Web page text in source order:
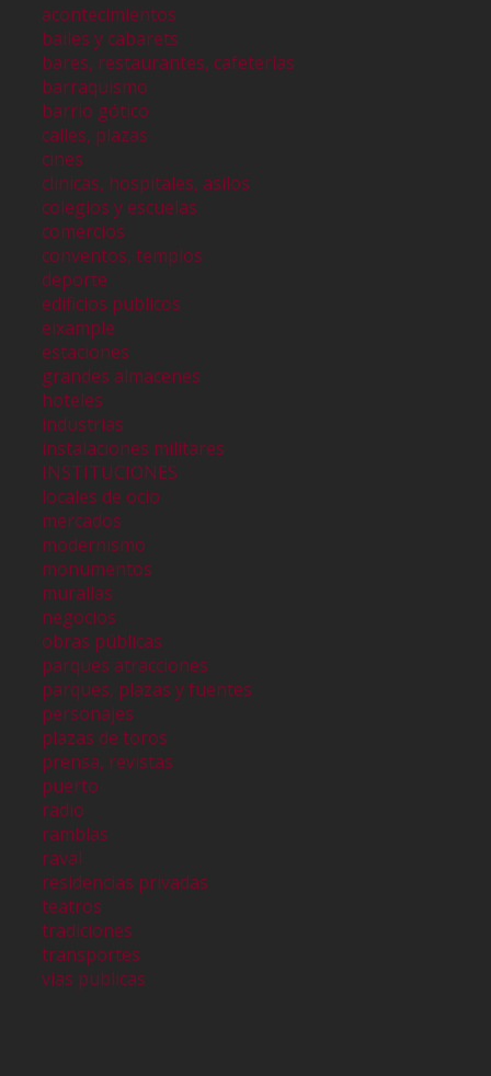
acontecimientos
bailes y cabarets
bares, restaurantes, cafeterías
barraquismo
barrio gótico
calles, plazas
cines
clinicas, hospitales, asilos
colegios y escuelas
comercios
conventos, templos
deporte
edificios publicos
eixample
estaciones
grandes almacenes
hoteles
industrias
instalaciones militares
INSTITUCIONES
locales de ocio
mercados
modernismo
monumentos
murallas
negocios
obras públicas
parques atracciones
parques, plazas y fuentes
personajes
plazas de toros
prensa, revistas
puerto
radio
ramblas
raval
residencias privadas
teatros
tradiciones
transportes
vias publicas